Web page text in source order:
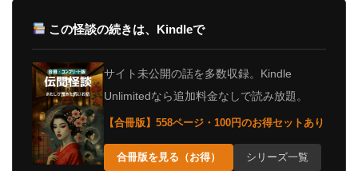
この怪談の続きは、Kindleで
サイト未公開の話を多数収録。Kindle
Unlimitedなら追加料金なしで読み放題。
【合冊版】558ページ・100円のお得セットあり
合冊版を見る（お得） シリーズ一覧